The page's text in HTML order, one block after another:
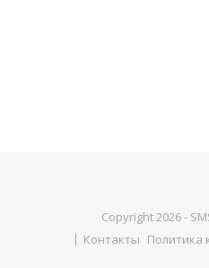
Copyright 2026 -
Контакты Политика